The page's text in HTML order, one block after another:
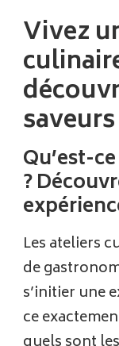
Vivez
Qu’est-
?
Les ateliers
de
s’initier une
ce